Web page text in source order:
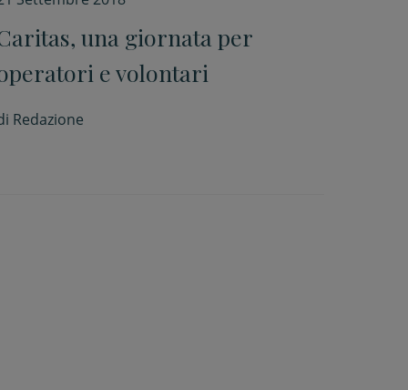
una giornata per
e volontari
Redazione